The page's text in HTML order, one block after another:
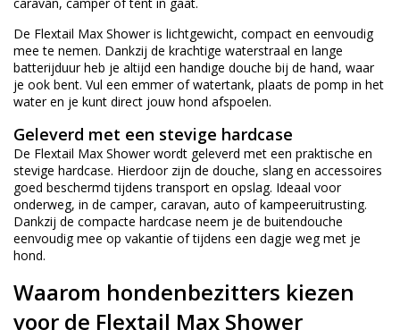
De Flextail Max Shower is lichtgewicht, compact en eenvoudig
mee te nemen. Dankzij de krachtige waterstraal en lange
batterijduur heb je altijd een handige douche bij de hand, waar
je ook bent. Vul een emmer of watertank, plaats de pomp in het
water en je kunt direct jouw hond afspoelen.
Geleverd met een stevige hardcase
De Flextail Max Shower wordt geleverd met een praktische en
stevige hardcase. Hierdoor zijn de douche, slang en accessoires
goed beschermd tijdens transport en opslag. Ideaal voor
onderweg, in de camper, caravan, auto of kampeeruitrusting.
Dankzij de compacte hardcase neem je de buitendouche
eenvoudig mee op vakantie of tijdens een dagje weg met je
hond.
Waarom hondenbezitters kiezen
voor de Flextail Max Shower